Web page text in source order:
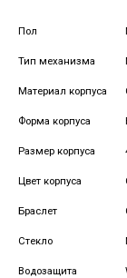
Пол
Тип механизма
Материал корпуса
Форма корпуса
Размер корпуса
Цвет корпуса
Браслет
Стекло
Водозащита